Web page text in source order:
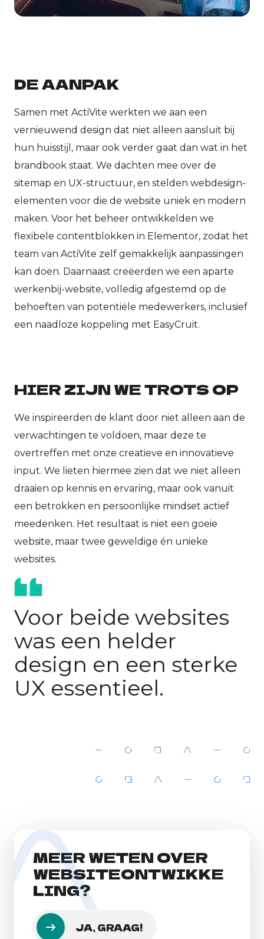
DE AANPAK
Samen met ActiVite werkten we aan een
vernieuwend design dat niet alleen aansluit bij
hun huisstijl, maar ook verder gaat dan wat in het
brandbook staat. We dachten mee over de
sitemap en UX-structuur, en stelden webdesign-
elementen voor die de website uniek en modern
maken. Voor het beheer ontwikkelden we
flexibele contentblokken in Elementor, zodat het
team van ActiVite zelf gemakkelijk aanpassingen
kan doen. Daarnaast creëerden we een aparte
werkenbij-website, volledig afgestemd op de
behoeften van potentiële medewerkers, inclusief
een naadloze koppeling met EasyCruit.
HIER ZIJN WE TROTS OP
We inspireerden de klant door niet alleen aan de
verwachtingen te voldoen, maar deze te
overtreffen met onze creatieve en innovatieve
input. We lieten hiermee zien dat we niet alleen
draaien op kennis en ervaring, maar ook vanuit
een betrokken en persoonlijke mindset actief
meedenken. Het resultaat is niet een goeie
website, maar twee geweldige én unieke
websites.
Voor beide websites
was een helder
design en een sterke
UX essentieel.
MEER WETEN OVER
WEBSITEONTWIKKE
LING?
JA, GRAAG!